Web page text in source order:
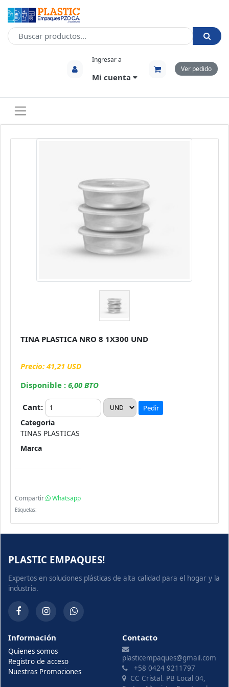
Ingresar a
Mi cuenta
Ver pedido
TINA PLASTICA NRO 8 1X300 UND
Precio: 41,21 USD
Disponible : 6,00 BTO
Cant: Pedir
Categoria
TINAS PLASTICAS
Marca
Compartir Whatsapp
Etiquetas:
PLASTIC EMPAQUES!
Expertos en soluciones plásticas de alta calidad para el hogar y la
industria.
Información
Quienes somos
Registro de acceso
Nuestras Promociones
Contacto
plasticempaques@gmail.com
+58 0424 9211797
CC Cristal. PB Local 04,